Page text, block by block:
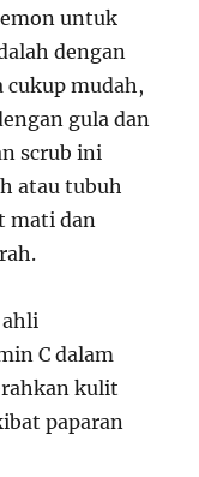
untuk
dengan
cukup mudah,
gula dan
scrub ini
atau tubuh
mati dan
ahli
C dalam
kulit
paparan